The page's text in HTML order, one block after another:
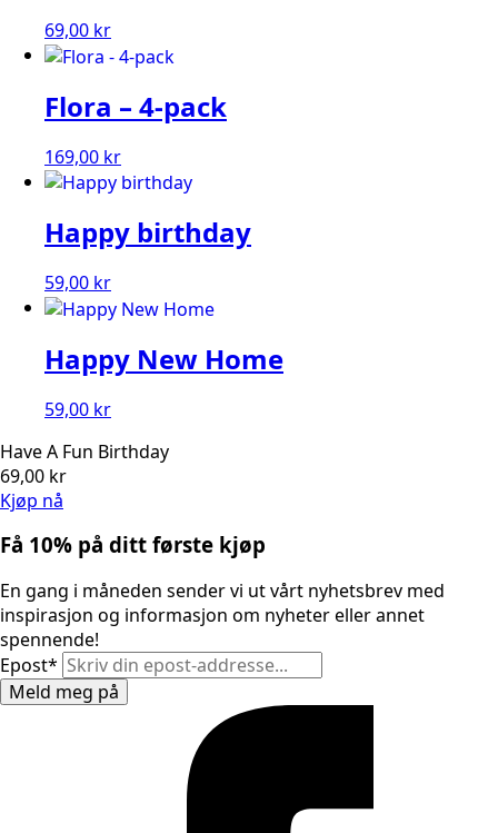
69,00 kr
Flora – 4-pack
169,00 kr
Happy birthday
59,00 kr
Happy New Home
59,00 kr
Have A Fun Birthday
69,00 kr
Kjøp nå
Få 10% på ditt første kjøp
En gang i måneden sender vi ut vårt nyhetsbrev med
inspirasjon og informasjon om nyheter eller annet
spennende!
Epost*
Meld meg på